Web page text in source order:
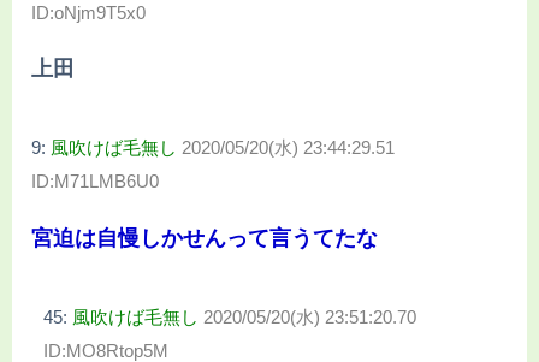
ID:oNjm9T5x0
上田
9: 風吹けば毛無し 2020/05/20(水) 23:44:29.51
ID:M71LMB6U0
宮迫は自慢しかせんって言うてたな
45: 風吹けば毛無し 2020/05/20(水) 23:51:20.70
ID:MO8Rtop5M